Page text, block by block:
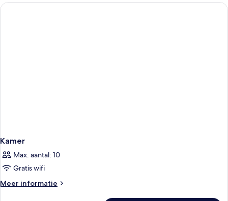
Kamer
Max. aantal: 10
Gratis wifi
Meer informatie
Meer